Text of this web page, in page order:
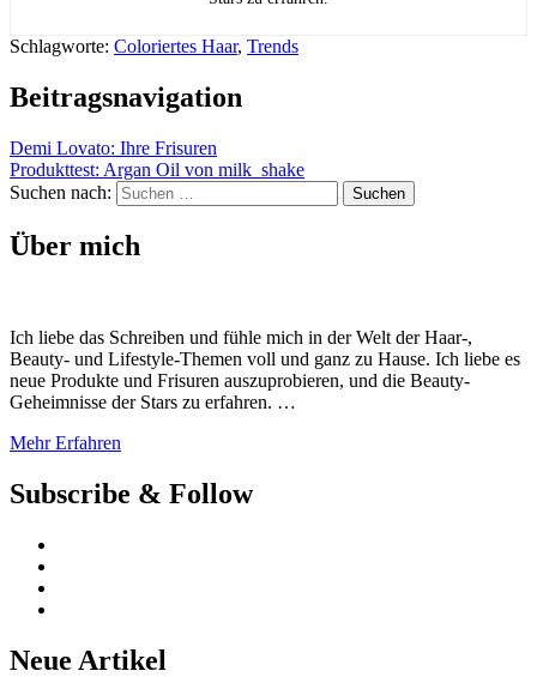
Schlagworte: Coloriertes Haar, Trends
Beitragsnavigation
Demi Lovato: Ihre Frisuren
Produkttest: Argan Oil von milk_shake
Suchen nach:
Über mich
Ich liebe das Schreiben und fühle mich in der Welt der Haar-,
Beauty- und Lifestyle-Themen voll und ganz zu Hause. Ich liebe es
neue Produkte und Frisuren auszuprobieren, und die Beauty-
Geheimnisse der Stars zu erfahren. …
Mehr Erfahren
Subscribe & Follow
Neue Artikel